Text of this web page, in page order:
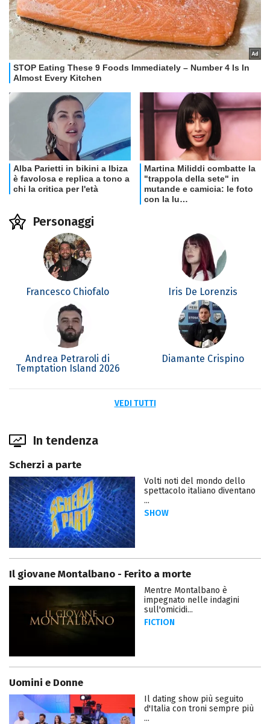
Personaggi
Francesco Chiofalo Iris De Lorenzis
Andrea Petraroli di
Temptation Island 2026
Diamante Crispino
VEDI TUTTI
In tendenza
Scherzi a parte
Volti noti del mondo dello
spettacolo italiano diventano
...
SHOW
Il giovane Montalbano - Ferito a morte
Mentre Montalbano è
impegnato nelle indagini
sull'omicidi...
FICTION
Uomini e Donne
Il dating show più seguito
d'Italia con troni sempre più
...